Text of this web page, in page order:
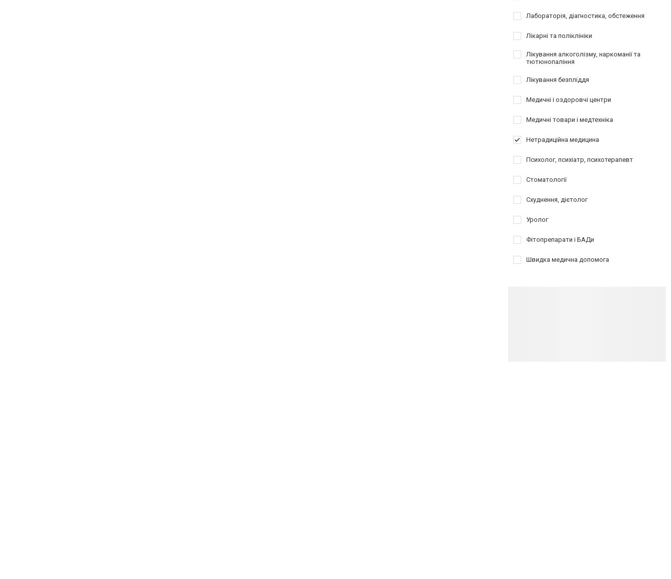
Лабораторія, діагностика, обстеження
Лікарні та поліклініки
Лікування алкоголізму, наркоманії та
тютюнопаління
Лікування безпліддя
Медичні і оздоровчі центри
Медичні товари і медтехніка
Нетрадиційна медицина
Психолог, психіатр, психотерапевт
Стоматології
Схуднення, дієтолог
Уролог
Фітопрепарати і БАДи
Швидка медична допомога